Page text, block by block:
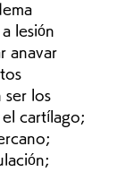
lesión
anavar
ser los
cartílago;